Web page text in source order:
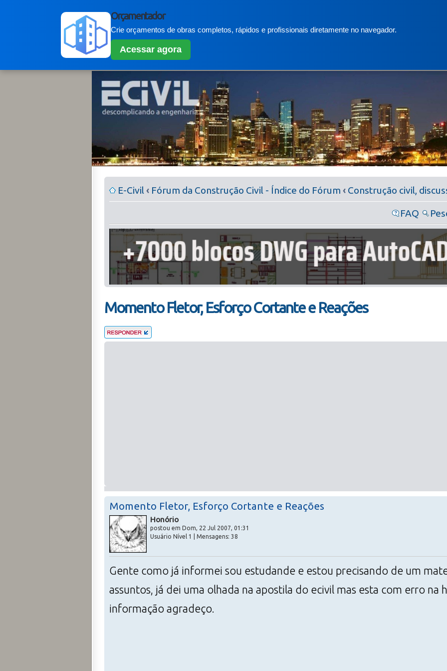
Orçamentador
Crie orçamentos de obras completos, rápidos e profissionais diretamente no navegador.
Acessar agora
E-Civil‹ Fórum da Construção Civil - Índice do Fórum ‹ Construção civil,
FAQ
Momento Fletor, Esforço Cortante e Reações
Momento Fletor, Esforço Cortante e Reações
Honório
postou em Dom, 22 Jul 2007, 01:31
Usuário Nível 1 | Mensagens: 38
Gente como já informei sou estudande e estou precisando de um
assuntos, já dei uma olhada na apostila do ecivil mas esta com erro na
informação agradeço.